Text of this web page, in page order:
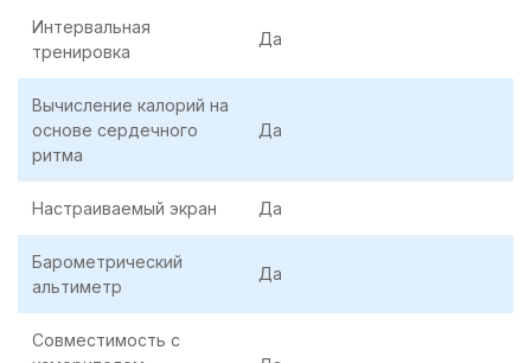
Интервальная
тренировка
Да
Вычисление калорий на
основе сердечного
ритма
Да
Настраиваемый экран Да
Барометрический
альтиметр
Да
Совместимость с